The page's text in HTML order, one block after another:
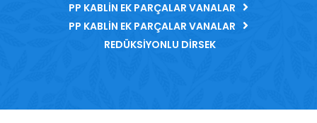
PP KABLIN EK PARÇALAR VANALAR
PP KABLIN EK PARÇALAR VANALAR
REDÜKSIYONLU DIRSEK